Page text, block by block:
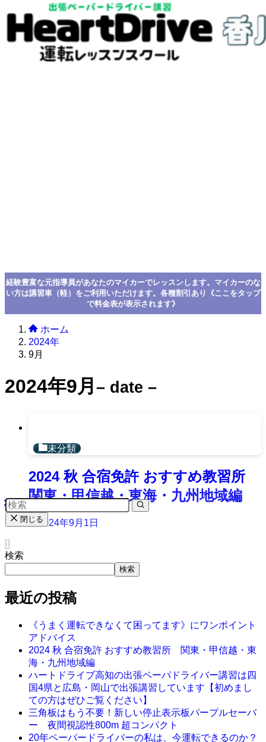
経験豊富な元指導員があなたのマイカーでレッスンします。マイカーのな
い方は講習車（軽）をご利用いただけます。各種割引あり《ここをタップ
で料金表が表示されます》
ホーム
2024年
9月
2024年9月 – date –
未分類
2024 秋 合宿免許 おすすめ教習所
関東・甲信越・東海・九州地域編
2024年9月1日
1
検索
検索
最近の投稿
《うまく運転できなくて困ってます》にワンポイント
アドバイス
2024 秋 合宿免許 おすすめ教習所 関東・甲信越・東
海・九州地域編
ハートドライブ高知の出張ペーパドライバー講習は四
国4県と広島・岡山で出張講習しています【初めまし
ての方はぜひご覧ください】
三角板はもう不要！新しい停止表示板パープルセーバ
ー 夜間視認性800m 超コンパクト
20年ペーパードライバーの私は、今運転できるのか？
閉じる